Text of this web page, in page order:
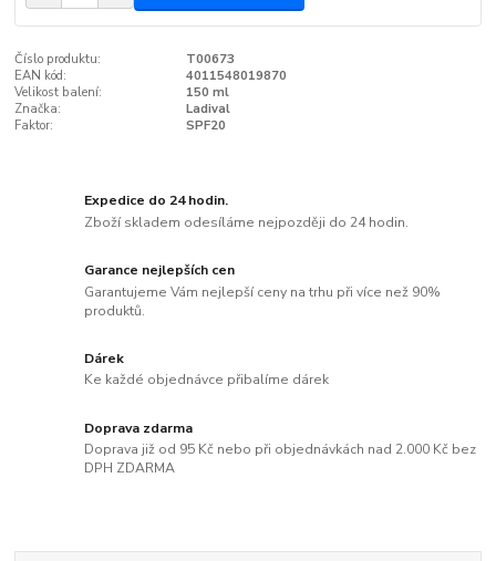
Číslo produktu:
T00673
EAN kód:
4011548019870
Velikost balení:
150 ml
Značka:
Ladival
Faktor:
SPF20
Expedice do 24 hodin.
Zboží skladem odesíláme nejpozději do 24 hodin.
Garance nejlepších cen
Garantujeme Vám nejlepší ceny na trhu při více než 90%
produktů.
Dárek
Ke každé objednávce přibalíme dárek
Doprava zdarma
Doprava již od 95 Kč nebo při objednávkách nad 2.000 Kč bez
DPH ZDARMA